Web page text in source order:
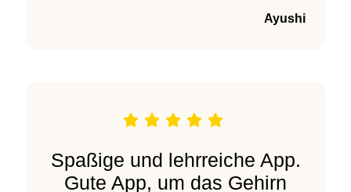
Ayushi
Spaßige und lehrreiche App.
Gute App, um das Gehirn